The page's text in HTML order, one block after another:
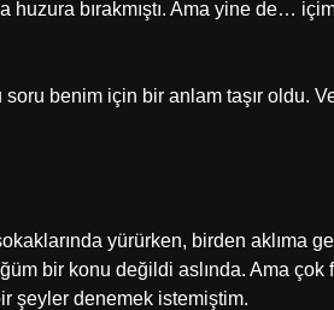
bırakmıştı. Ama yine de…
benim için bir anlam taşır oldu.
yürürken, birden aklıma
bir konu değildi aslında. Ama
şeyler denemek istemiştim.